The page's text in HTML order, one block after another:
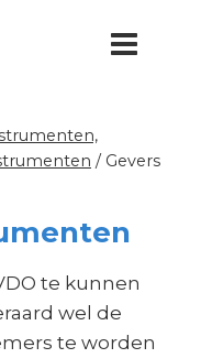
/ Gevers
te kunnen
wel de
te worden